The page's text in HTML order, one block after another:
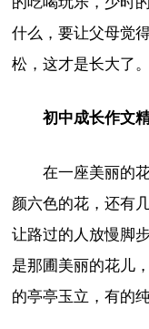
什么，要让父母觉
松，这才是长大了。
初中成长作文
在一座美丽的
颜六色的花，还有
让路过的人放慢脚
是那圃美丽的花儿
的亭亭玉立，有的